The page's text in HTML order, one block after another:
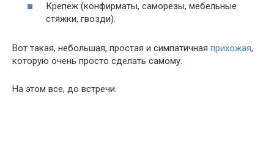
Крепеж (конфирматы, саморезы, мебельные
стяжки, гвозди).
Вот такая, небольшая, простая и симпатичная прихожая,
которую очень просто сделать самому.
На этом все, до встречи.